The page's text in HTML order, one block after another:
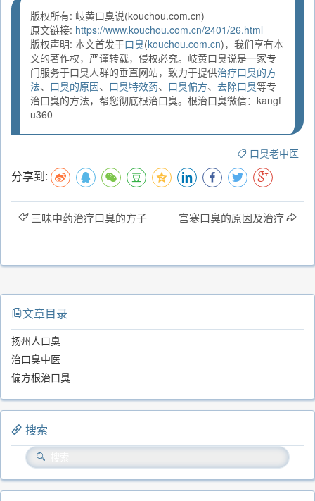
版权所有: 岐黄口臭说(kouchou.com.cn)
原文链接: https://www.kouchou.com.cn/2401/26.html
版权声明: 本文首发于口臭(kouchou.com.cn)，我们享有本
文的著作权，严谨转载，侵权必究。岐黄口臭说是一家专
门服务于口臭人群的垂直网站，致力于提供治疗口臭的方
法、 口臭的原因、 口臭特效药、 口臭偏方、 去除口臭等专
治口臭的方法，帮您彻底根治口臭。根治口臭微信：kangf
u360
口臭老中医
分享到:
三味中药治疗口臭的方子 宫寒口臭的原因及治疗
文章目录
扬州人口臭
治口臭中医
偏方根治口臭
搜索